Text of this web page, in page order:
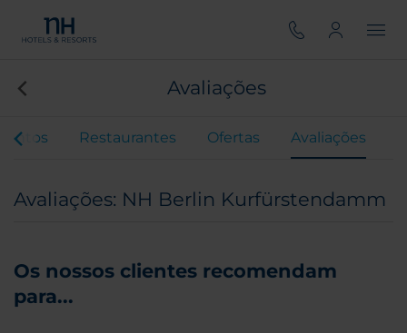
Avaliações
Restaurantes Ofertas Avaliações
Avaliações: NH Berlin Kurfürstendamm
Os nossos clientes recomendam
para...